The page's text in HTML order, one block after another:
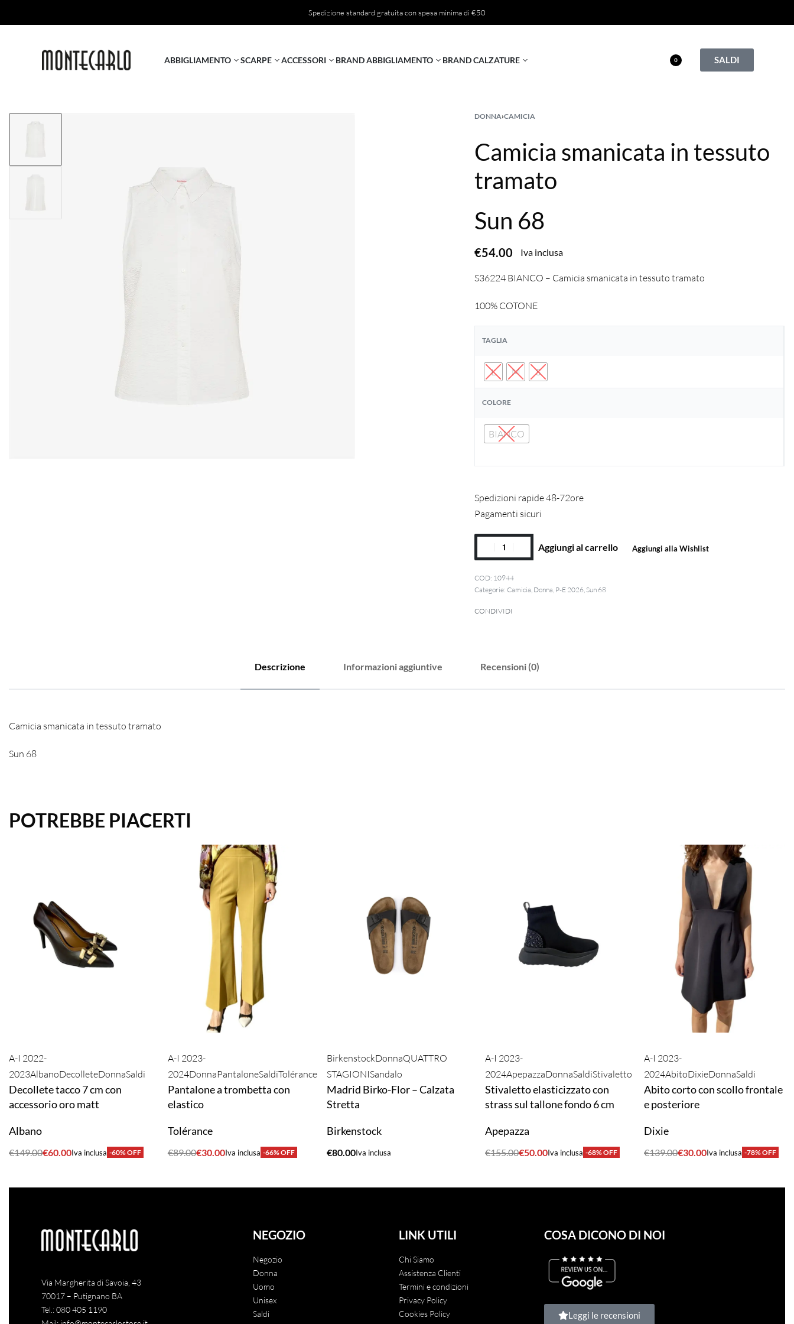
Spedizione standard gratuita con spesa minima di €50
ABBIGLIAMENTO SCARPE ACCESSORI BRAND ABBIGLIAMENTO BRAND CALZATURE 0 SALDI
DONNA›CAMICIA
Camicia smanicata in tessuto
tramato
Sun 68
€54.00 Iva inclusa
S36224 BIANCO – Camicia smanicata in tessuto tramato
100% COTONE
TAGLIA
L M S
COLORE
BIANCO
Spedizioni rapide 48-72ore
Pagamenti sicuri
Aggiungi al carrello Aggiungi alla Wishlist
10944
Categorie:Camicia, Donna, P-E 2026,Sun 68
CONDIVIDI
Descrizione Informazioni aggiuntive Recensioni (0)
Camicia smanicata in tessuto tramato
Sun 68
POTREBBE PIACERTI
A-I 2022-
2023AlbanoDecolleteDonnaSaldi
Decollete tacco 7 cm con
accessorio oro matt
Albano
€149.00€60.00Iva inclusa -60% OFF
A-I 2023-
2024DonnaPantaloneSaldiTolérance
Pantalone a trombetta con
elastico
Tolérance
€89.00€30.00Iva inclusa -66% OFF
BirkenstockDonnaQUATTRO
STAGIONISandalo
Madrid Birko-Flor – Calzata
Stretta
Birkenstock
€80.00Iva inclusa
A-I 2023-
2024ApepazzaDonnaSaldiStivaletto
Stivaletto elasticizzato con
strass sul tallone fondo 6 cm
Apepazza
€155.00€50.00Iva inclusa -68% OFF
A-I 2023-
2024AbitoDixieDonnaSaldi
Abito corto con scollo frontale
e posteriore
Dixie
€139.00€30.00Iva inclusa -78% OFF
Via Margherita di Savoia, 43
70017 – Putignano BA
Tel.:080 405 1190
NEGOZIO
Negozio
Donna
Uomo
Unisex
Saldi
LINK UTILI
Chi Siamo
Assistenza Clienti
Termini e condizioni
Privacy Policy
Cookies Policy
COSA DICONO DI NOI
Leggi le recensioni